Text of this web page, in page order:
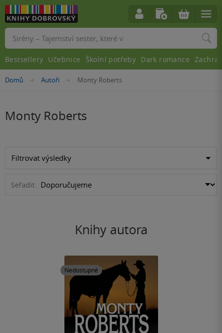
Nacházíte
Domů »Autoři »
Monty Roberts
Monty Roberts
Filtrovat výsledky
Seřadit:
Knihy autora
Nedostupné
Vyhledávání
Bestsellery Učebnice Školní potřeby Dark romance